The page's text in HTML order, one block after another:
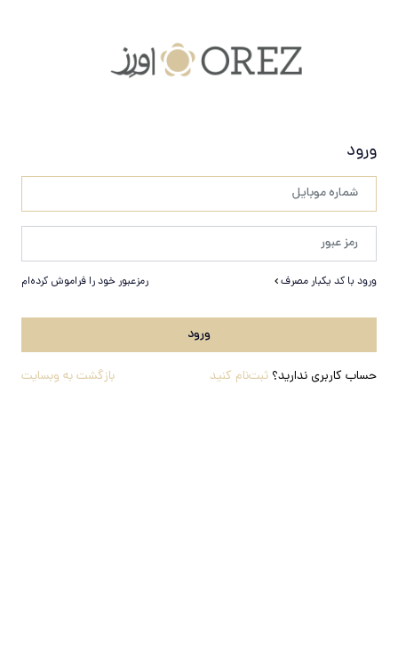
ورود
ورود با کد یکبار مصرف رمزعبور خود را فراموش کرده‌ام
ورود
حساب کاربری ندارید؟ ثبت‌نام کنید بازگشت به وبسایت